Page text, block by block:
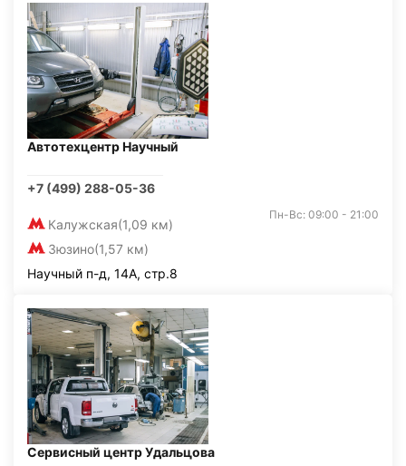
Автотехцентр Научный
+7 (499) 288-05-36
Калужская(1,09 км)
Зюзино(1,57 км)
Пн-Вс: 09:00 - 21:00
Научный п-д, 14А, стр.8
Сервисный центр Удальцова